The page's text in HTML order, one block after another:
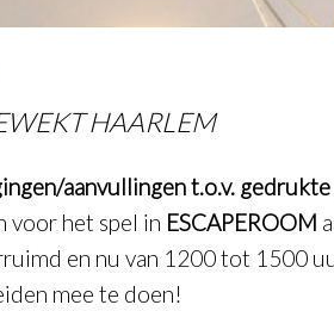
HAARLEM
aanvullingen t.o.v.
voor het spel in ESCAPEROOM
en nu van 1200 tot 1500
mee te doen!